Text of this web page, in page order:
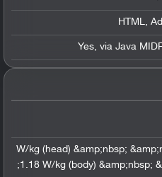
HTML,
Yes, via Java
1.07 W/kg (head) &amp;nbsp;
1.18 W/kg (body) &amp;nbsp;